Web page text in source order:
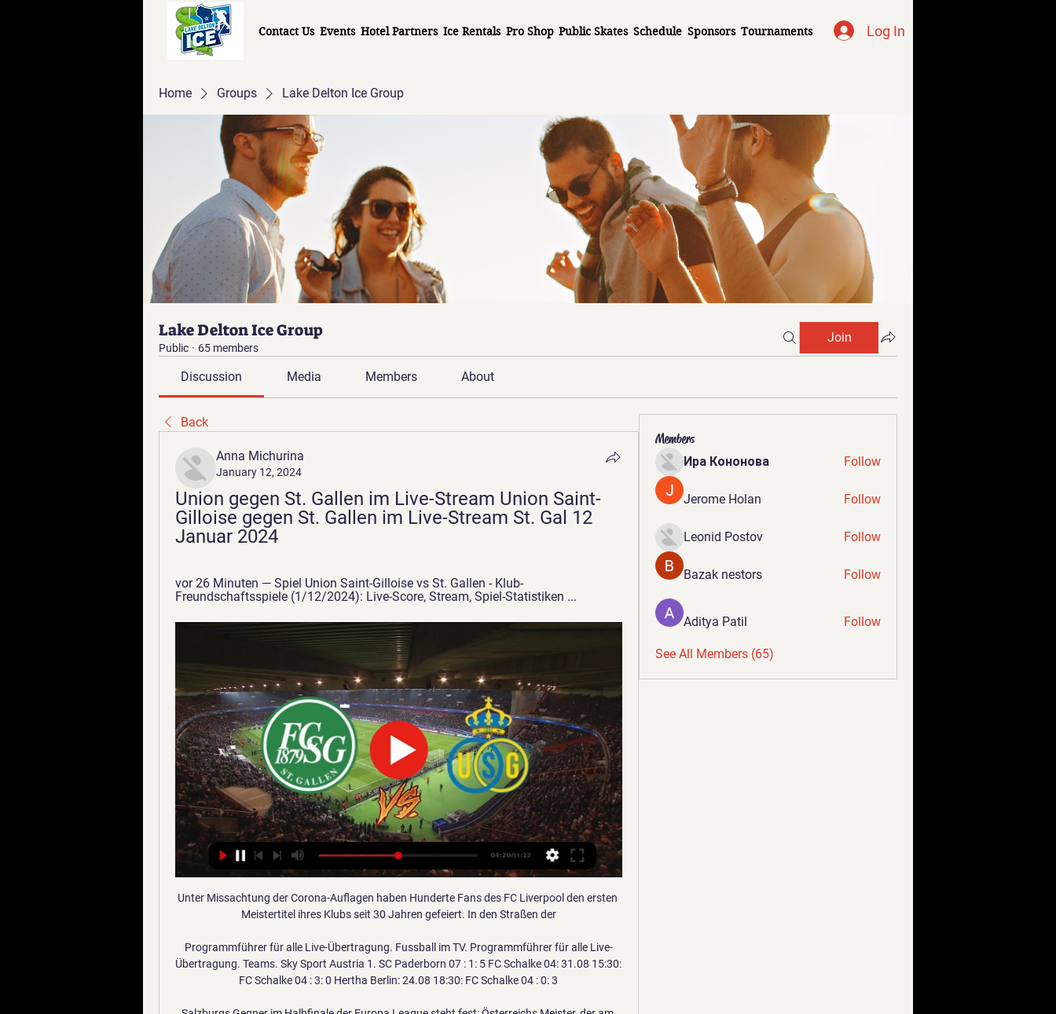
Contact Us Events Hotel Partners Ice Rentals Pro Shop Public Skates Schedule Sponsors Tournaments Log In
Home Groups Lake Delton Ice Group
Lake Delton Ice Group
Public · 65 members
Join
Discussion Media Members About
Back
Anna Michurina
January 12, 2024
Union gegen St. Gallen im Live-Stream Union Saint-
Gilloise gegen St. Gallen im Live-Stream St. Gal 12
Januar 2024
vor 26 Minuten — Spiel Union Saint-Gilloise vs St. Gallen - Klub-
Freundschaftsspiele (1/12/2024): Live-Score, Stream, Spiel-Statistiken ...
Unter Missachtung der Corona-Auflagen haben Hunderte Fans des FC Liverpool den ersten Meistertitel ihres Klubs seit 30 Jahren gefeiert. In den Straßen der

Programmführer für alle Live-Übertragung. Fussball im TV. Programmführer für alle Live-Übertragung. Teams. Sky Sport Austria 1. SC Paderborn 07 : 1: 5 FC Schalke 04: 31.08 15:30: FC Schalke 04 : 3: 0 Hertha Berlin: 24.08 18:30: FC Schalke 04 : 0: 3

Salzburgs Gegner im Halbfinale der Europa League steht fest: Österreichs Meister, der am Donnerstag sensationell Lazio Rom elimniert hat, trifft in der Runde der letzten Vier auf Olympique Marseille.

HANSA-FRIESOYTHE im Themenspezial. Aktuelle Nachrichten, Berichte, Interviews, Videos und Kommentare zum Thema HANSA-FRIESOYTHE für Sie zusammengetragen.

[LIVEÜBERTRAGUNG**] Union gegen St. Gallen im Live vor 3 Tagen — [LIVEÜBERTRAGUNG**] Union gegen St. Gallen im Live-Stream BSC Young Boys gegen den FC St.Gallen 1879 12/01/2024 vor 2 Tagen — Neuchâtel ...

Am Ende durfte sich Jugendfachwart Baldur Brandt über einen Sieg seiner U23 Mannschaft freuen. Auch die Leistungen der U19 und U16 waren durchaus ok, immerhin waren mit Jimmy Wien und EV Tal Leoben sowie einigen Mannschaften aus Bundes und Landesliga ein hochklassiges Starterfeld vorhanden.

[[Live-HD]@@] Union gegen St. Gallen im live tv stream vor 26 Minuten — [Live-HD]@@] Union gegen St. Gallen im live tv stream Vergangene Sport-Livestreams 12.01.2024 20.12.2023 — Spieltag der Fußball-Bundesliga ...

Seit mehr als 30 Jahren setzt sich Tertianum für ein Leben im Alter in Würde ein. Wir achten unsere Gäste als autonome Persönlichkeiten, die ihr Leben auch im Alter weitgehend selbst gestalten möchten. Unsere Pflegeleistungen, die Betreuung und Services sind deshalb individuell auf …

SG Bockum-Hövel 2013 - Jugendabteilung Die schönste Fussballanlage in Hamm nimmt Formen an! SG Bockum-Hövel 2013 - Jugendabteilung Thüer & Wolf GmbH Garten- und Landschaftsbau mit Know How! Mannschaft G2. Aktuelles; Mannschaften; G-Jugend; Mannschaft G2; 29 Dez 2016. Mannschaftsbild . 29 Dez 2016. Aktuelle Trainingszeiten . Dienstag: 17.00 Uhr - 19.00 Uhr : Adolf-Brühl Stadion (Rasenplatz.

Union Berlin vs. St. Gallen, Übertragung: Testspiel heute 17.12.2022 — Union Berlin absolviert am heutigen Samstag ein Testspiel gegen den FC St. Gallen. Lässt sich die Partie live im TV und Livestream verfolgen ...

Der FC Aarau ist das Prädikat «unabsteigbar» los. Nach dem 1:4 in der 35. Runde der Axpo Super League gegen die Grasshoppers und dem gleichzeitigen Sieg von Bellinzona in St. Gallen (2:1) müssen die Aarauer nach 29 Jahren wieder den Gang in die Challenge League antreten.

Union gegen St. Gallen im stream FC-ST-PAULI 12 Januar vor 2 Stunden — Union plays against the Swiss team Sankt-Gallen on Friday 12 January at noon at the Pinatar Arena in San Pedro del Pinatar.

Bundespolizeidirektion München - München (ots) - Am frühen Mittwochabend (10. Juni) wurde eine 21-Jährige in der S-Bahn ohne Mund-/Nasenschutz angetroffen. Ein vorgelegtes Online-Attest, das.

Durch den Erfolg über Atletico Madrid hat RB Leipzig mit Trainer Julian Nagelsmann erstmals das Halbfinale der Champions League erreicht. Dort wartet mit PSG ein brisanter Gegner. Nagelsmann will.

- FC Aarau Trainerwechsel bisher ohne Wirkung. Der letzte Sieg liegt schon fast ein Monat zurück. Damals rangen die Aarauer Tabellenführer Lausanne in einem spektakulären Spiel mit 5:4 nieder. Anfang Juli hatte der FC Aarau Cheftrainer Patrick Rahmen entlassen und …

Elips Life AG, Vaduz, Zweigniederlassung Schweiz in Zürich, Schweizer Unternehmen, mit Sitz in Zürich - SHAB-Meldungen, Geschäftsführerwechsel, Kapitalerhöhungen, Verlagerungen

2020-5-30 · Eintracht Braunschweig – Viktoria Köln FSV Zwickau – Hansa Rostock Am Sonntag folgen noch diese Spiele: 1860 München – MSV Duisburg Preußen Münster – Hallescher FC Carl-Zeiss Jena – Chemnitzer FC Alle Partien sind live bei MagentaSport zu verfolgen.

[[UHR>]] Union Saint-Gilloise gegen St. Gallen im stream Uni vor 26 Minuten — Spiel Union Saint-Gilloise vs St. Gallen - Klub-Freundschaftsspiele (1/12/2024): Live-Score, Stream, Spiel-Statistiken ...

Am Mittwoch den 4.3.2020 ist Eintracht Frankfurt Gastgeber dieses Fußballspiels gegen Werder Bremen. Das Fußballspiel beginnt um 20:45 Uhr. Das Erste ist mit von der Partie und überträgt das Spiel aus der Kategorie 'DFB-Pokal' live im Fernsehen bzw. Online Stream.

VEF Riga - BC Valka/Valga Spiel Ergebnis und Punkte Team VEF Riga hat das Spiel gegen BC Valka/Valga mit 94 : 54 gewonnen. Das Basketball Spiel fand am 25.10.2017, 18:30 Uhr im Rahmen der der Liga LBL 1. Divizija statt. Es war Teil der Spiele vom 6.

Liga live: Eintracht Braunschweig - Hallescher FC. Sendezeit: 14:00 - 16:00, 08.12.2018 Genre: Fußball Untertitel für die Sendung verfügbar; 90% gefällt diese Sendung; Deutschland Fußball 3. Liga live: Eintracht Braunschweig - Hallescher FC Auch das könnte dir gefallen. Der CHECK24 Doppelp... Fußball | 150 Min. Ausgestrahlt von Sport 1 am 10.05.2020, 11:00. Bundesliga Pur Klas.

Lyon hat die dicke Überraschung geschafft und ist durch ein 3:1 gegen Manchester City ins Habfinale der Champions League eingezogen. Die Franzosen spielten eine gute erste Hälfte, drohten nach der Pause aber den Vorsprung zu verspielen. Doch dann kam Joker Dembelé.

Jürgen Klopp erlebt im ersten Königsklassen-Heimspiel nach dem Triumph von Madrid ein verrücktes Spiel. Zittern muss auch Dortmund-Gegner Barcelona, ehe Suarez den Sieg gegen Inter besiegelt.

LAGER ca. 47 m² MONATL. KOSTEN: nEUR 210,00 Betriebskosten EUR 38,91 Umsatzsteuer EUR 49,78 GESAMT: EUR 298,69 MIETDAUER: nach Vereinbarung NEBENKOSTEN: Kaution: 3 Bruttomonatsmieten Vertragsvergebührung je nach Vertragslänge Vermittlungsprovision: EUR 896,06 inkl. 20% Ust LAGE: Altlengbach direkt an der Autobahn, LKW Zufahrt möglch Für weitere Informationen und …

TSG Hoffenheim: Alexander Rosen schwärmt von den Neuzugängen Kevin Danso in Southampton auf dem Abstellgleis – Bundesliga-Rückkehr geplatzt Werders jüngster Debütant: Nick Woltemade im Profil

Lissabon - Grandioser Start in die "Missão Final": RB Leipzig hat das Abwehrbollwerk von Atlético Madrid auf dem Weg zum erhofften Champions-League-Coup eindrucksvoll geknackt.

[[Liveübertragung]] Union gegen St. Gallen im live 1. FC Uni vor 50 Minuten — 1. FC Union Berlin gegen FC St. Gallen 1879 Live-Ticker (und kostenlos Übertragung Video Live-Stream sehen im Internet) startet am 17. Dez ...

Union SG gegen St. Gallen im stream Genk gegen Paderborn im vor 1 Stunde — Union SG gegen St. Gallen im stream Genk gegen Paderborn im tv [LIVE@sTREAM]? 12 Januar 2024 Streamen Union plays against the Swiss team ...

Am vergangenen Samstag waren die Tabellennachbarn vom Halleschen FC zu Gast an der Hamburger Straße. Für die Blau-Gelben, die auf Fürstner und Für die Blau-Gelben, die auf Fürstner und Eintracht vs. Hallescher FC | 28.09.2019

SC 1920 Oberhausen: 5: DJK Adler 1910 Essen-Frintrop: 6: SV Union Essen-Frintrop 1913: 7: SpVgg. Sterkrade 06/07: 8: SC Blau-Weiss Oberhausen-Lirich: 9: SC Frintrop 05/21: 10: SC Phönix 1920 Essen: 11: DJK Arminia 1923 Klosterhardt II: 12: DJK SG Altenessen 12/49: 13: VfR 08 Oberhausen: 14: SGS Essen 19/68: 15: RuWa Dellwig 1925: 16: TuS.

Reviersport | Liveticker - Eintracht Braunschweig - Hallescher FC 1:1, 3. Liga, Saison 2019/20, 10. Spieltag - Aufstellunge, Tore, immer aktuell!

(FREI>>>) Union gegen St. Gallen im live tv stream vor 37 Minuten — (FREI>>>) Union gegen St. Gallen im live tv stream Vergangene Sport-Livestreams 12.01.2024 vor 8 Stunden — Genk gegen Paderborn im tv ...

Union SG gegen St. Gallen im stream Royal Union Saint vor 53 Minuten — Union SG gegen St. Gallen im stream Royal Union Saint-Gilloise gegen den FC Lugano 12/01/2024 Frei Merkblätter AHV-Leistungen (AHV) ...

Union Saint-Gilloise gegen St. Gallen im Live-Stream St. Gal vor 24 Minuten — St Gallen vs Union Saint Gilloise Online-Streaming und Prognosen und Direkter vergleich · Alle Live-Übertragungen · St Gallen vs Union Saint ...

Olympique Lyon qualifiziert sich überraschend mit einem 3:1 für das Halbfinale der Champions League. Der nächste Gegener in Lissabon ist nun der FC Bayern München.

Nach den Niederlagen gegen Servette und Lausanne punktet der FC Winterthur in der Challenge League wieder voll. Die Zürcher siegen bei Aufsteiger Kriens 2:1.

Alle aktuell geplanten Sport-Livestreams in der Übersicht: Vom Fußball in der 3. Liga und Regionalliga über Handball, Volleyball oder Eishockey - Sport im Osten bringt die Live-Events nach Hause.

Doppelpack: Reich schießt DJK TuS Essen-Holsterhausen zum Sieg Kreisliga A Gruppe 2: DJK TuS Essen-Holsterhausen – TC Freisenbruch, 3:1 (1:1), Essen Mehr lesen

Saisontreffer von Schaffhausens Patrick Rossini (23.) entgegnete Vaduz mit dem Freistosstreffer in den Schlussminuten durch Markus Neumayr (85.) - dies reichte für die perfekte Heimbilanz.

Das Wetter für Neuhausen Am Rheinfall, der Wetterbericht sowie die 9-Tages Wetter für die Region Schaffhausen. So wird das Wetter in Neuhausen Am Rheinfall in Schweiz.

Der RasenBallsport Leipzig e. V., kurz RB Leipzig, ist ein Fußballverein aus Leipzig.Die erste Herrenmannschaft des Vereins spielt seit der Saison 2016/17 in der Bundesliga und trägt ihre Heimspiele in der Red Bull Arena am Leipziger Sportforum aus.. Der Verein wurde 2009 auf Initiative der Red Bull GmbH gegründet und übernahm zur Saison 2009/10 das Startrecht des SSV Markranstädt in der.

Union SG gegen St. Gallen im live tv stream Wer überträgt Un vor 52 Minuten — 09.09.2022 — Du kannst das Spiel auch im IPTV beim Anbieter Swisscom TV Air live verfolgen. FC St.Gallen 1879 gegen den FC Sion im ...

Vergleichen Sie die Quoten Hallescher FC - Eintracht Braunschweig der Wettanbieter in Echtzeit. Die beste Möglichkeit erfolgreich zu sein (11/05/2019).

Der FC Winterthur bleibt erster Verfolger des souveränen Challenge-League-Spitzenduos Lugano und Thun. Publiziert: 10.04.2010, 21:36 Die Zürcher kamen in Kriens i
Members
Ира Кононова Follow
Jerome Holan Follow
Leonid Postov Follow
Bazak nestors Follow
Aditya Patil Follow
See All Members (65)